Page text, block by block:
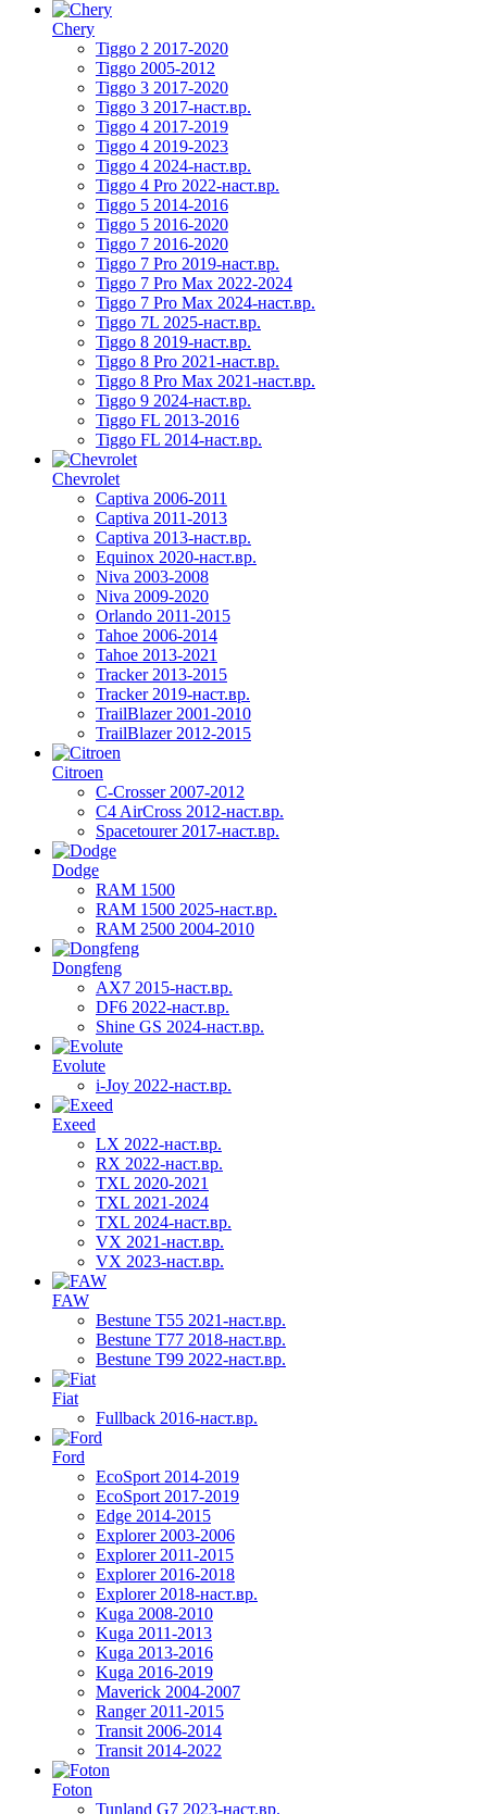
Chery
Tiggo 2 2017-2020
Tiggo 2005-2012
Tiggo 3 2017-2020
Tiggo 3 2017-наст.вр.
Tiggo 4 2017-2019
Tiggo 4 2019-2023
Tiggo 4 2024-наст.вр.
Tiggo 4 Pro 2022-наст.вр.
Tiggo 5 2014-2016
Tiggo 5 2016-2020
Tiggo 7 2016-2020
Tiggo 7 Pro 2019-наст.вр.
Tiggo 7 Pro Max 2022-2024
Tiggo 7 Pro Max 2024-наст.вр.
Tiggo 7L 2025-наст.вр.
Tiggo 8 2019-наст.вр.
Tiggo 8 Pro 2021-наст.вр.
Tiggo 8 Pro Max 2021-наст.вр.
Tiggo 9 2024-наст.вр.
Tiggo FL 2013-2016
Tiggo FL 2014-наст.вр.
Chevrolet
Captiva 2006-2011
Captiva 2011-2013
Captiva 2013-наст.вр.
Equinox 2020-наст.вр.
Niva 2003-2008
Niva 2009-2020
Orlando 2011-2015
Tahoe 2006-2014
Tahoe 2013-2021
Tracker 2013-2015
Tracker 2019-наст.вр.
TrailBlazer 2001-2010
TrailBlazer 2012-2015
Citroen
C-Crosser 2007-2012
C4 AirCross 2012-наст.вр.
Spacetourer 2017-наст.вр.
Dodge
RAM 1500
RAM 1500 2025-наст.вр.
RAM 2500 2004-2010
Dongfeng
AX7 2015-наст.вр.
DF6 2022-наст.вр.
Shine GS 2024-наст.вр.
Evolute
i-Joy 2022-наст.вр.
Exeed
LX 2022-наст.вр.
RX 2022-наст.вр.
TXL 2020-2021
TXL 2021-2024
TXL 2024-наст.вр.
VX 2021-наст.вр.
VX 2023-наст.вр.
FAW
Bestune T55 2021-наст.вр.
Bestune T77 2018-наст.вр.
Bestune T99 2022-наст.вр.
Fiat
Fullback 2016-наст.вр.
Ford
EcoSport 2014-2019
EcoSport 2017-2019
Edge 2014-2015
Explorer 2003-2006
Explorer 2011-2015
Explorer 2016-2018
Explorer 2018-наст.вр.
Kuga 2008-2010
Kuga 2011-2013
Kuga 2013-2016
Kuga 2016-2019
Maverick 2004-2007
Ranger 2011-2015
Transit 2006-2014
Transit 2014-2022
Foton
Tunland G7 2023-наст.вр.